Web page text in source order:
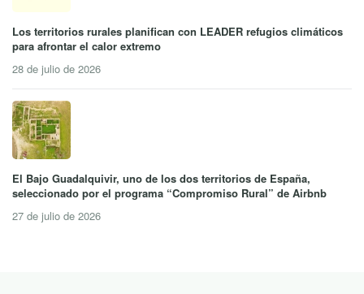
Los territorios rurales planifican con LEADER refugios climáticos
para afrontar el calor extremo
28 de julio de 2026
El Bajo Guadalquivir, uno de los dos territorios de España,
seleccionado por el programa “Compromiso Rural” de Airbnb
27 de julio de 2026